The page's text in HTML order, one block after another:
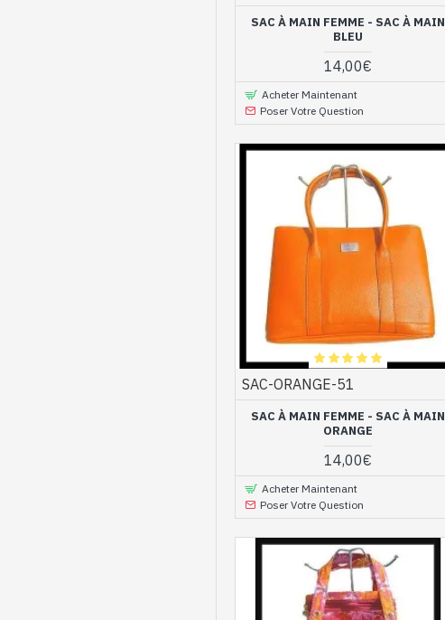
SAC À MAIN FEMME - SAC À MAIN
BLEU
14,00€
Acheter Maintenant
Poser Votre Question
SAC-ORANGE-51
SAC À MAIN FEMME - SAC À MAIN
ORANGE
14,00€
Acheter Maintenant
Poser Votre Question